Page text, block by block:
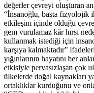
değerler çevreyi oluşturan
“İnsanoğlu, başta fizyolojik
etkileşim içinde olduğu
gem vurulamaz kâr hırsı
kullanmak istediği için
karşıya kalmaktadır”
yığınlarının hayatını her
etkisiyle pervasızlaşan çok
ülkelerde doğal kaynakları
ortaklıklar kurduğunu ve